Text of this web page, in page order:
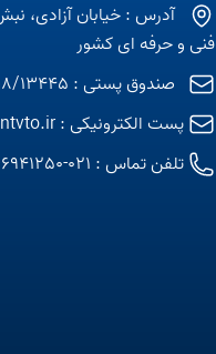
آدرس : خیابان آزادی،
فنی و حرفه ای کشور
صندوق پستی : 818/13445
پست الکترونیکی :
تلفن تماس : 021-66941250